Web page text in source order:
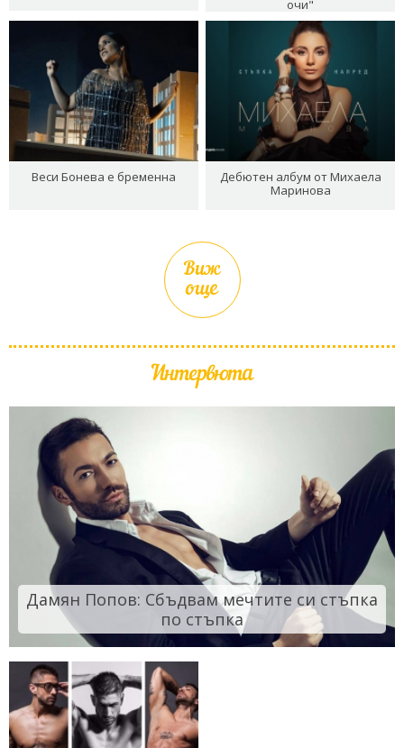
очи"
Веси Бонева е бременна
Дебютен албум от Михаела
Маринова
Виж
още
Интервюта
Дамян Попов: Сбъдвам мечтите си стъпка
по стъпка